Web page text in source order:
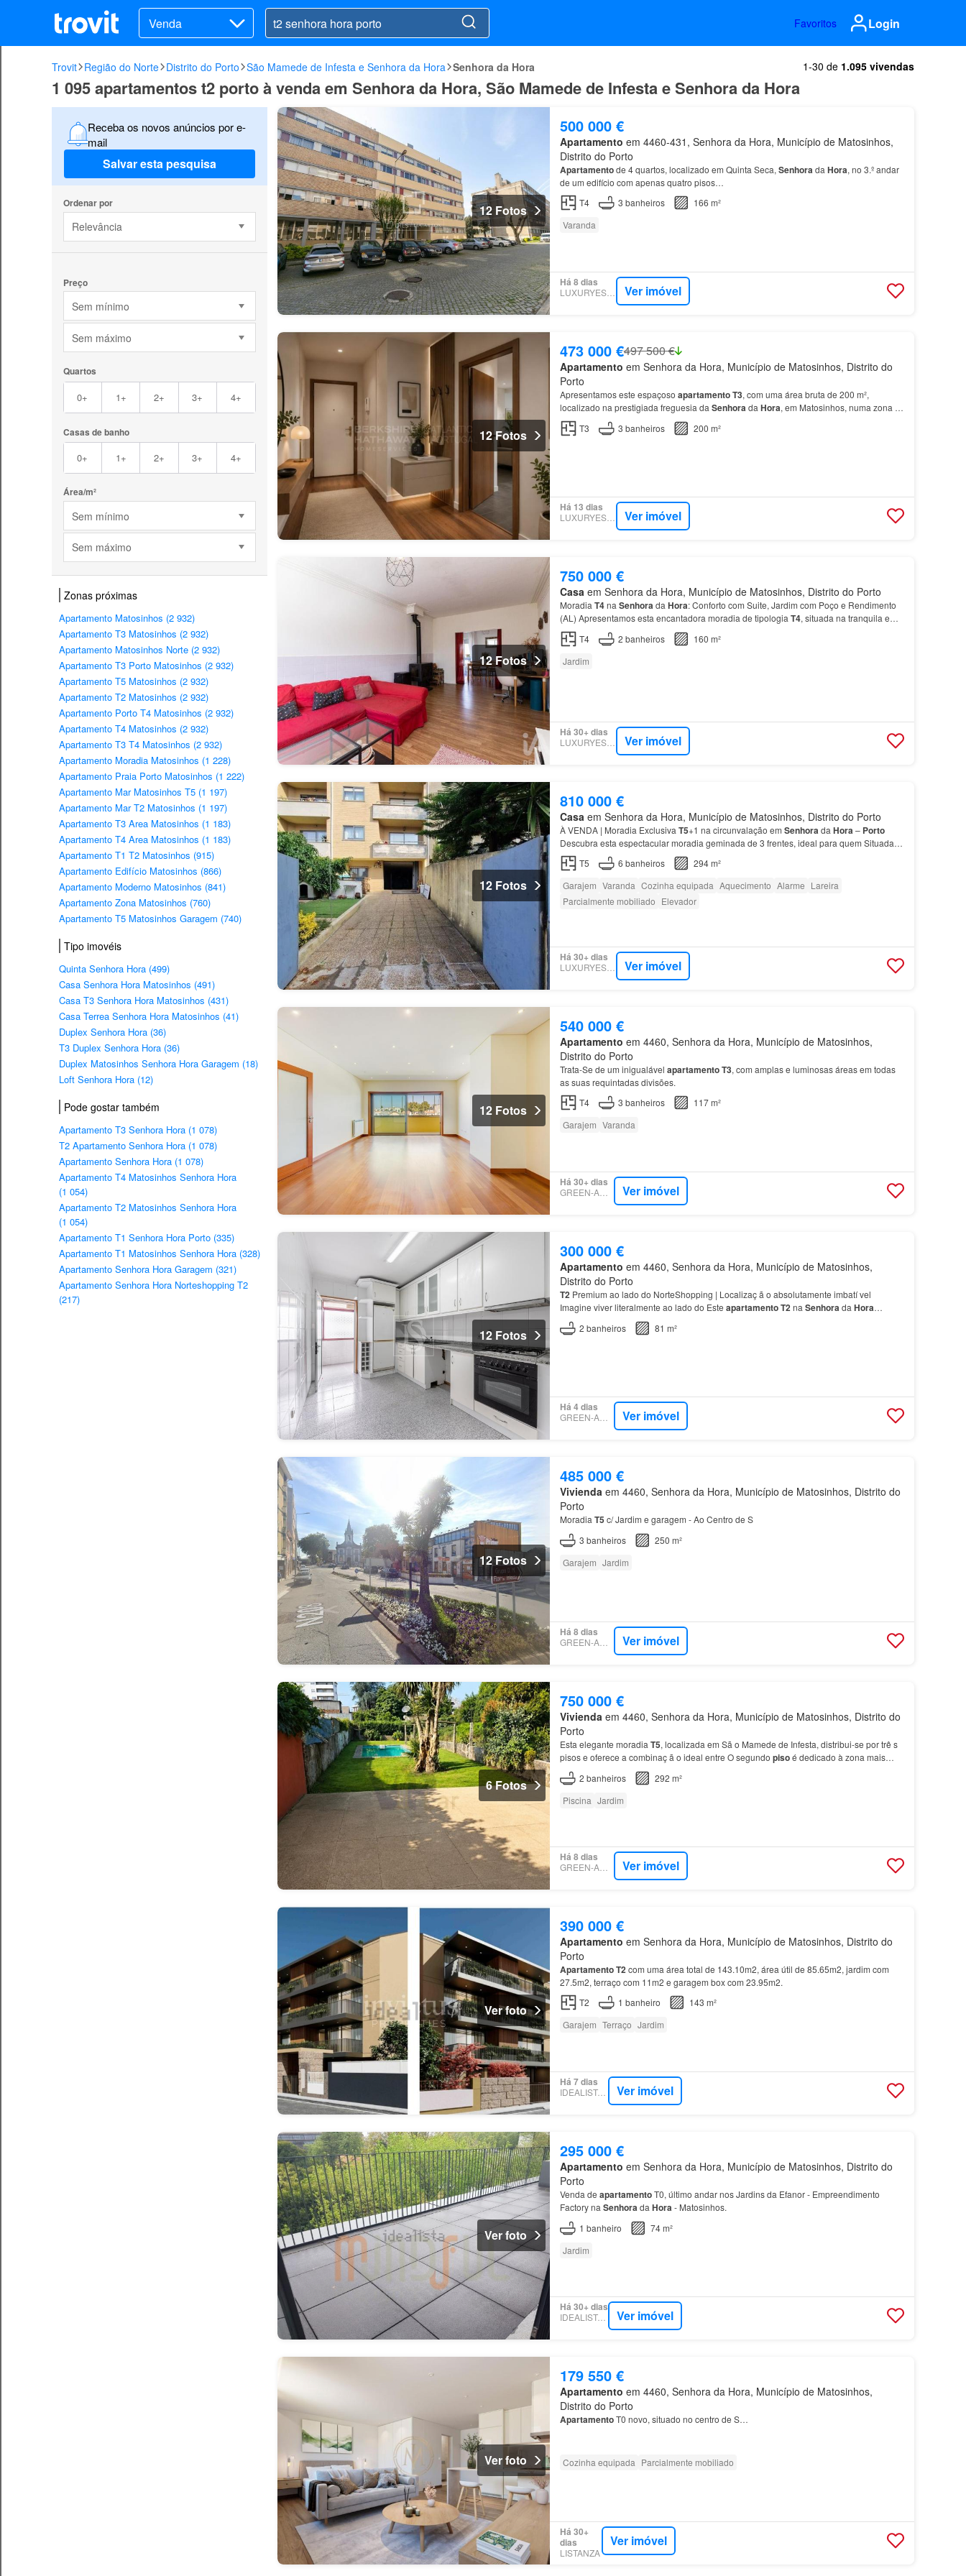
Venda Favoritos Login
Trovit Região do Norte Distrito do Porto São Mamede de Infesta e Senhora da Hora Senhora da Hora 1-30 de 1.095 vivendas
1 095 apartamentos t2 porto à venda em Senhora da Hora, São Mamede de Infesta e Senhora da Hora
Receba os novos anúncios por e-
mail
Salvar esta pesquisa
Ordenar por
Relevância
Preço
Sem mínimo
Sem máximo
Quartos
0+ 1+ 2+ 3+ 4+
Casas de banho
0+ 1+ 2+ 3+ 4+
Área/m²
Sem mínimo
Sem máximo
Zonas próximas
Apartamento Matosinhos (2 932)
Apartamento T3 Matosinhos (2 932)
Apartamento Matosinhos Norte (2 932)
Apartamento T3 Porto Matosinhos (2 932)
Apartamento T5 Matosinhos (2 932)
Apartamento T2 Matosinhos (2 932)
Apartamento Porto T4 Matosinhos (2 932)
Apartamento T4 Matosinhos (2 932)
Apartamento T3 T4 Matosinhos (2 932)
Apartamento Moradia Matosinhos (1 228)
Apartamento Praia Porto Matosinhos (1 222)
Apartamento Mar Matosinhos T5 (1 197)
Apartamento Mar T2 Matosinhos (1 197)
Apartamento T3 Area Matosinhos (1 183)
Apartamento T4 Area Matosinhos (1 183)
Apartamento T1 T2 Matosinhos (915)
Apartamento Edifício Matosinhos (866)
Apartamento Moderno Matosinhos (841)
Apartamento Zona Matosinhos (760)
Apartamento T5 Matosinhos Garagem (740)
Tipo imovéis
Quinta Senhora Hora (499)
Casa Senhora Hora Matosinhos (491)
Casa T3 Senhora Hora Matosinhos (431)
Casa Terrea Senhora Hora Matosinhos (41)
Duplex Senhora Hora (36)
T3 Duplex Senhora Hora (36)
Duplex Matosinhos Senhora Hora Garagem (18)
Loft Senhora Hora (12)
Pode gostar também
Apartamento T3 Senhora Hora (1 078)
T2 Apartamento Senhora Hora (1 078)
Apartamento Senhora Hora (1 078)
Apartamento T4 Matosinhos Senhora Hora
(1 054)
Apartamento T2 Matosinhos Senhora Hora
(1 054)
Apartamento T1 Senhora Hora Porto (335)
Apartamento T1 Matosinhos Senhora Hora (328)
Apartamento Senhora Hora Garagem (321)
Apartamento Senhora Hora Norteshopping T2
(217)
12 Fotos
500 000 €
Apartamento em 4460-431, Senhora da Hora, Município de Matosinhos,
Distrito do Porto
Apartamentode 4 quartos, localizado em Quinta Seca, Senhorada Hora, no 3.º andar
de um edifício com apenas quatro pisos…
T4
3 banheiros
166 m²
Varanda
Há 8 dias
LUXURYESTATE Ver imóvel
12 Fotos
473 000 €497 500 €
Apartamento em Senhora da Hora, Município de Matosinhos, Distrito do
Porto
Apresentamos este espaçoso apartamentoT3, com uma área bruta de 200 m²,
localizado na prestigiada freguesia da Senhorada Hora, em Matosinhos, numa zona A
sua localização privilegiada proporciona excelentes acessos às princi…
T3 3 banheiros 200 m²
Há 13 dias
LUXURYESTATE Ver imóvel
12 Fotos
750 000 €
Casa em Senhora da Hora, Município de Matosinhos, Distrito do Porto
Moradia T4na Senhorada Hora: Conforto com Suite, Jardim com Poço e Rendimento
(AL) Apresentamos esta encantadora moradia de tipologia T4, situada na tranquila e
prestigiada zona da
da
T4 2 banheiros
160 m²
Jardim
Há 30+ dias
LUXURYESTATE Ver imóvel
12 Fotos
810 000 €
Casa em Senhora da Hora, Município de Matosinhos, Distrito do Porto
À VENDA | Moradia Exclusiva T5+1 na circunvalação em Senhorada Hora– Porto
Descubra esta espectacular moradia geminada de 3 frentes, ideal para quem Situada
emSenhorada , a apenas 3 minutos do metro e a poucos minutos…
T5 6 banheiros
294 m²
Garajem Varanda Cozinha equipada Aquecimento Alarme Lareira
Parcialmente mobiliado Elevador
Há 30+ dias
LUXURYESTATE Ver imóvel
12 Fotos
540 000 €
Apartamento em 4460, Senhora da Hora, Município de Matosinhos,
Distrito do Porto
Trata-Se de um inigualável apartamentoT3, com amplas e luminosas áreas em todas
as suas requintadas divisões.
T4
3 banheiros
117 m²
Garajem Varanda
Há 30+ dias
GREEN-ACRES Ver imóvel
12 Fotos
300 000 €
Apartamento em 4460, Senhora da Hora, Município de Matosinhos,
Distrito do Porto
T2 Premium ao lado do NorteShopping | Localizaç ã o absolutamente imbatí vel
Imagine viver literalmente ao lado do Este apartamentoT2na Senhorada Hora
oferece exatamente isso: uma combin…
2 banheiros 81 m²
Há 4 dias
GREEN-ACRES Ver imóvel
12 Fotos
485 000 €
Vivienda em 4460, Senhora da Hora, Município de Matosinhos, Distrito do
Porto
Moradia T5 c/ Jardim e garagem - Ao Centro de S
3 banheiros
250 m²
Garajem Jardim
Há 8 dias
GREEN-ACRES Ver imóvel
6 Fotos
750 000 €
Vivienda em 4460, Senhora da Hora, Município de Matosinhos, Distrito do
Porto
Esta elegante moradia T5, localizada em Sã o Mamede de Infesta, distribui-se por trê s
pisos e oferece a combinaç ã o ideal entre O segundo pisoé dedicado à zona mais
privada da habita&cced…
2 banheiros
292 m²
Piscina Jardim
Há 8 dias
GREEN-ACRES Ver imóvel
Ver foto
390 000 €
Apartamento em Senhora da Hora, Município de Matosinhos, Distrito do
Porto
ApartamentoT2com uma área total de 143.10m2, área útil de 85.65m2, jardim com
27.5m2, terraço com 11m2 e garagem box com 23.95m2.
T2
1 banheiro
143 m²
Garajem Terraço Jardim
Há 7 dias
IDEALISTA.PT Ver imóvel
Ver foto
295 000 €
Apartamento em Senhora da Hora, Município de Matosinhos, Distrito do
Porto
Venda de apartamentoT0, último andar nos Jardins da Efanor - Empreendimento
Factory na Senhorada Hora- Matosinhos.
1 banheiro
74 m²
Jardim
Há 30+ dias
IDEALISTA.PT Ver imóvel
Ver foto
179 550 €
Apartamento em 4460, Senhora da Hora, Município de Matosinhos,
Distrito do Porto
ApartamentoT0 novo, situado no centro de S…
Cozinha equipada Parcialmente mobiliado
Há 30+
dias
LISTANZA
Ver imóvel